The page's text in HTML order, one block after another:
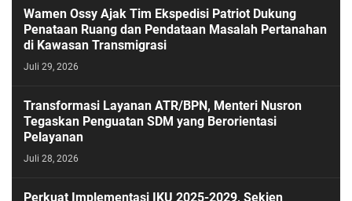
Wamen Ossy Ajak Tim Ekspedisi Patriot Dukung
Penataan Ruang dan Pendataan Masalah Pertanahan
di Kawasan Transmigrasi
Juli 29, 2026
Transformasi Layanan ATR/BPN, Menteri Nusron
Tegaskan Penguatan SDM yang Berorientasi
Pelayanan
Juli 28, 2026
Perkuat Implementasi IKU 2025-2029, Sekjen